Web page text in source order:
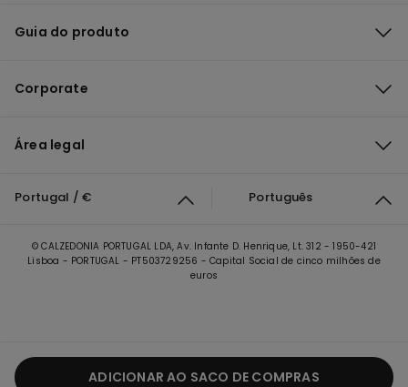
ADICIONAR AO SACO DE COMPRAS
Guia do produto
Corporate
Área legal
Portugal / € Português
© CALZEDONIA PORTUGAL LDA, Av. Infante D. Henrique, Lt. 312 - 1950-421
Lisboa - PORTUGAL - PT503729256 - Capital Social de cinco milhões de
euros